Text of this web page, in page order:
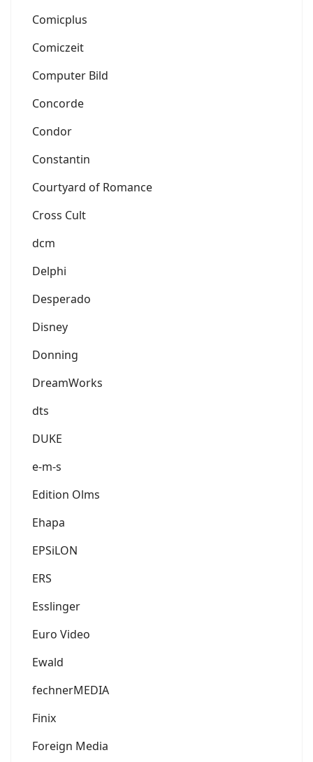
Comicplus
Comiczeit
Computer Bild
Concorde
Condor
Constantin
Courtyard of Romance
Cross Cult
dcm
Delphi
Desperado
Disney
Donning
DreamWorks
dts
DUKE
e-m-s
Edition Olms
Ehapa
EPSiLON
ERS
Esslinger
Euro Video
Ewald
fechnerMEDIA
Finix
Foreign Media